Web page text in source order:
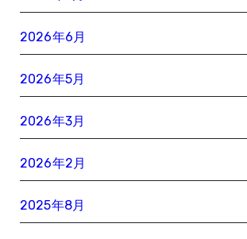
2026年6月
2026年5月
2026年3月
2026年2月
2025年8月